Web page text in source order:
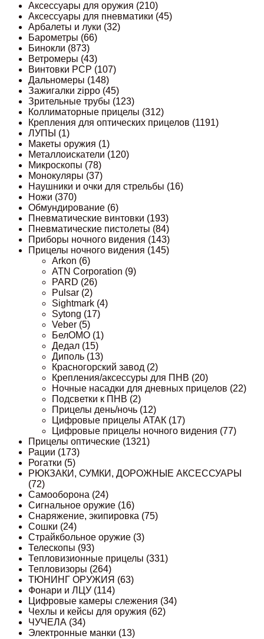
Аксессуары для оружия (210)
Аксессуары для пневматики (45)
Арбалеты и луки (32)
Барометры (66)
Бинокли (873)
Ветромеры (43)
Винтовки PCP (107)
Дальномеры (148)
Зажигалки zippo (45)
Зрительные трубы (123)
Коллиматорные прицелы (312)
Крепления для оптических прицелов (1191)
ЛУПЫ (1)
Макеты оружия (1)
Металлоискатели (120)
Микроскопы (78)
Монокуляры (37)
Наушники и очки для стрельбы (16)
Ножи (370)
Обмундирование (6)
Пневматические винтовки (193)
Пневматические пистолеты (84)
Приборы ночного видения (143)
Прицелы ночного видения (145)
Arkon (6)
ATN Corporation (9)
PARD (26)
Pulsar (2)
Sightmark (4)
Sytong (17)
Veber (5)
БелОМО (1)
Дедал (15)
Диполь (13)
Красногорский завод (2)
Крепления/аксессуры для ПНВ (20)
Ночные насадки для дневных прицелов (22)
Подсветки к ПНВ (2)
Прицелы день/ночь (12)
Цифровые прицелы АТАК (17)
Цифровые прицелы ночного видения (77)
Прицелы оптические (1321)
Рации (173)
Рогатки (5)
РЮКЗАКИ, СУМКИ, ДОРОЖНЫЕ АКСЕССУАРЫ
(72)
Самооборона (24)
Сигнальное оружие (16)
Снаряжение, экипировка (75)
Сошки (24)
Страйкбольное оружие (3)
Телескопы (93)
Тепловизионные прицелы (331)
Тепловизоры (264)
ТЮНИНГ ОРУЖИЯ (63)
Фонари и ЛЦУ (114)
Цифровые камеры слежения (34)
Чехлы и кейсы для оружия (62)
ЧУЧЕЛА (34)
Электронные манки (13)